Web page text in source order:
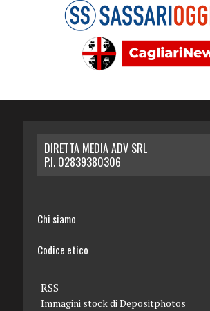
DIRETTA MEDIA ADV SRL
P.I. 02839380306
Chi siamo
Codice etico
RSS
Immagini stock diDepositphotos